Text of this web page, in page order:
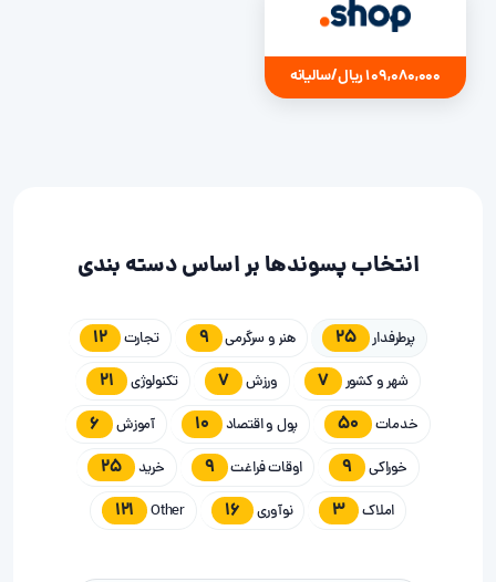
109,080,000 ریال/سالیانه
انتخاب پسوندها بر اساس دسته بندی
پرطرفدار 25 هنر و سرگرمی 9 تجارت 12
شهر و کشور 7 ورزش 7 تکنولوژی 21
خدمات 50 پول و اقتصاد 10 آموزش 6
خوراکی 9 اوقات فراغت 9 خرید 25
املاک 3 نوآوری 16
Other
121